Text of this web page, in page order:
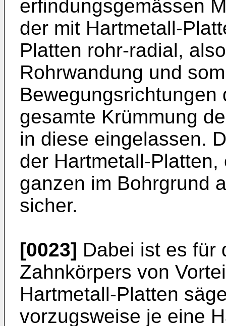
erfindungsgemässen
der mit Hartmetall-
Platten rohr-radial,
Rohrwandung und
gesamte Krümmung
in diese eingelassen.
der Hartmetall-
ganzen im Bohrgrund
sicher.
[0023] Dabei ist es für
Zahnkörpers von
Hartmetall-Platten
vorzugsweise je eine